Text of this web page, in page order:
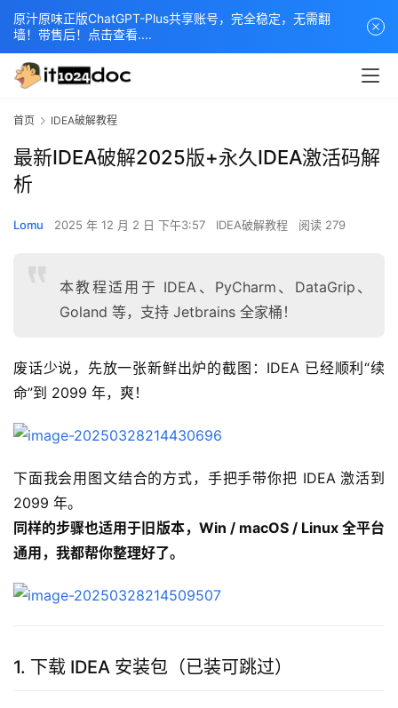
首页 IDEA破解教程
最新IDEA破解2025版+永久IDEA激活码解
析
Lomu 2025 年 12 月 2 日 下午3:57 IDEA破解教程 阅读 279
本教程适用于 IDEA、PyCharm、DataGrip、
Goland 等，支持 Jetbrains 全家桶！
废话少说，先放一张新鲜出炉的截图：IDEA 已经顺利“续
命”到 2099 年，爽！
下面我会用图文结合的方式，手把手带你把 IDEA 激活到
2099 年。
同样的步骤也适用于旧版本，Win / macOS / Linux 全平台
通用，我都帮你整理好了。
1. 下载 IDEA 安装包（已装可跳过）
原汁原味正版ChatGPT-Plus共享账号，完全稳定，无需翻
墙！带售后！点击查看....